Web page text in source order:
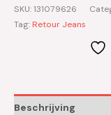
SKU:131079626
Tag: Retour Jeans
Beschrijving